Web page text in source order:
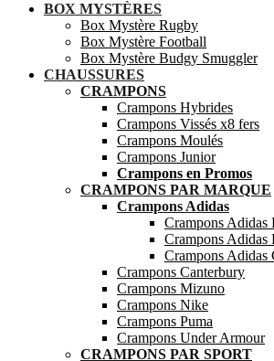
BOX MYSTÈRES
Box Mystère Rugby
Box Mystère Football
Box Mystère Budgy Smuggler
CHAUSSURES
CRAMPONS
Crampons Hybrides
Crampons Vissés x8 fers
Crampons Moulés
Crampons Junior
Crampons en Promos
CRAMPONS PAR MARQUE
Crampons Adidas
Crampons Adidas
Crampons Adidas
Crampons Adidas
Crampons Canterbury
Crampons Mizuno
Crampons Nike
Crampons Puma
Crampons Under Armour
CRAMPONS PAR SPORT